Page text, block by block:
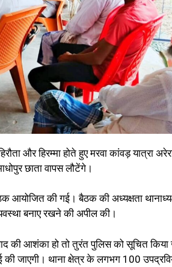
और हिरम्मा होते हुए मरवा कांवड़ यात्रा
छाता वापस लौटेंगे।
आयोजित की गई। बैठक की अध्यक्षता
बनाए रखने की अपील की।
की आशंका हो तो तुरंत पुलिस को सूचित
जाएगी। थाना क्षेत्र के लगभग 100